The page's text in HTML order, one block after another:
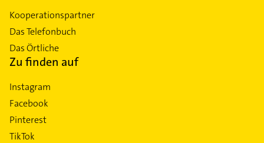
Kooperationspartner
Das Telefonbuch
Das Örtliche
Zu finden auf
Instagram
Facebook
Pinterest
TikTok